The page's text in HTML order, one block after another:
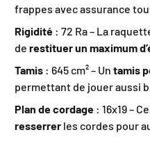
frappes avec assurance
Rigidité : 72 Ra – La
de restituer un maximum
Tamis : 645 cm² – Un tamis
permettant de jouer aussi
Plan de cordage : 16x19 –
resserrer les cordes pour